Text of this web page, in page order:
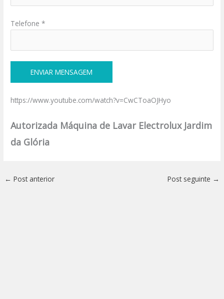
Telefone *
https://www.youtube.com/watch?v=CwCToaOJHyo
Autorizada Máquina de Lavar Electrolux Jardim
da Glória
← Post anterior Post seguinte →